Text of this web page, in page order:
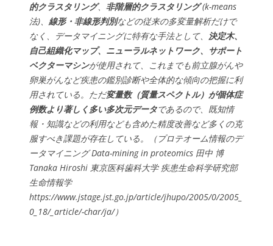
的クラスタリング、 非階層的クラスタリング(k-means
法)、 線形・非線形判別などの従来の多変量解析だけで
なく、データマイニングに特有な手法として、 決定木、
自己組織化マップ、ニューラルネットワーク、サポート
ベクターマシンが使用されて、これまでも前立腺がんや
卵巣がんなど疾患の鑑別診断や全体的な傾向の把握に利
用されている。ただ変量数（質量スペクトル）が個体症
例数より著しく多い多次元データであるので、既知情
報・知識などの利用なども含めた精度改善など多くの克
服すべき課題が存在している。（プロテオーム情報のデ
ータマイニング Data-mining in proteomics 田中 博
Tanaka Hiroshi 東京医科歯科大学 疾患生命科学研究部
生命情報学
https://www.jstage.jst.go.jp/article/jhupo/2005/0/2005_
0_18/_article/-char/ja/）